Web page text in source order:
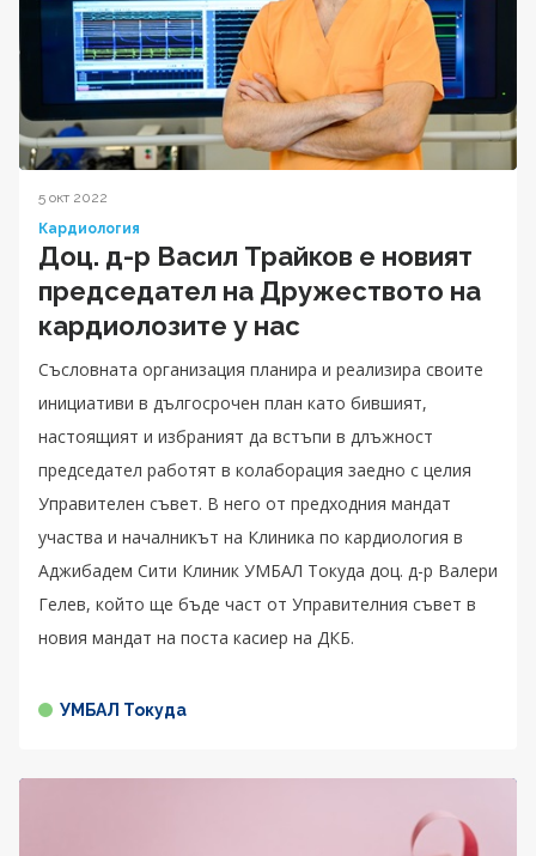
5 окт 2022
Кардиология
Доц. д-р Васил Трайков е новият
председател на Дружеството на
кардиолозите у нас
Съсловната организация планира и реализира своите
инициативи в дългосрочен план като бившият,
настоящият и избраният да встъпи в длъжност
председател работят в колаборация заедно с целия
Управителен съвет. В него от предходния мандат
участва и началникът на Клиника по кардиология в
Аджибадем Сити Клиник УМБАЛ Токуда доц. д-р Валери
Гелев, който ще бъде част от Управителния съвет в
новия мандат на поста касиер на ДКБ.
УМБАЛ Токуда